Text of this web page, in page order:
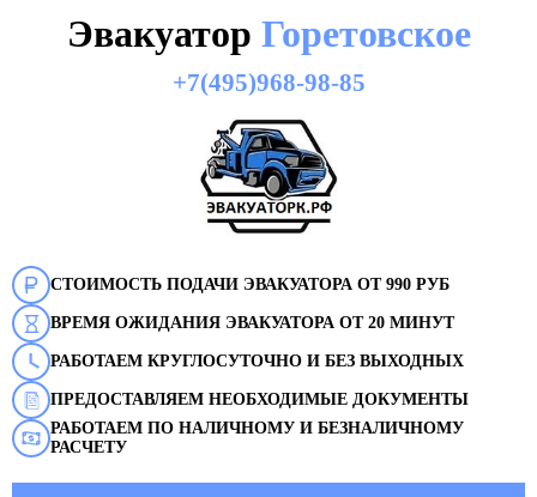
Эвакуатор Горетовское
+7(495)968-98-85
СТОИМОСТЬ ПОДАЧИ ЭВАКУАТОРА ОТ 990 РУБ
ВРЕМЯ ОЖИДАНИЯ ЭВАКУАТОРА ОТ 20 МИНУТ
РАБОТАЕМ КРУГЛОСУТОЧНО И БЕЗ ВЫХОДНЫХ
ПРЕДОСТАВЛЯЕМ НЕОБХОДИМЫЕ ДОКУМЕНТЫ
РАБОТАЕМ ПО НАЛИЧНОМУ И БЕЗНАЛИЧНОМУ
РАСЧЕТУ